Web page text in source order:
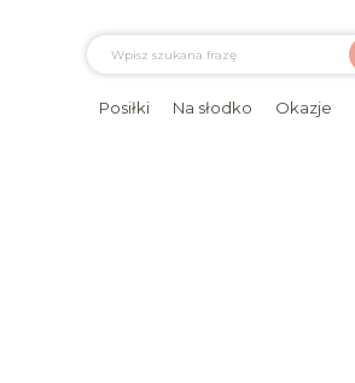
Posiłki Na słodko Okazje